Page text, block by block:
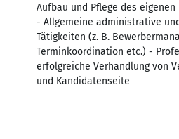
Aufbau und Pflege des
- Allgemeine administrative
Tätigkeiten (z. B.
Terminkoordination etc.) -
erfolgreiche Verhandlung von
und Kandidatenseite